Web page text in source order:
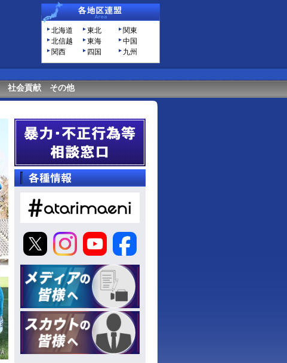
北海道 東北
関東
北信越
東海
中国
関西
四国 九州
社会貢献 その他